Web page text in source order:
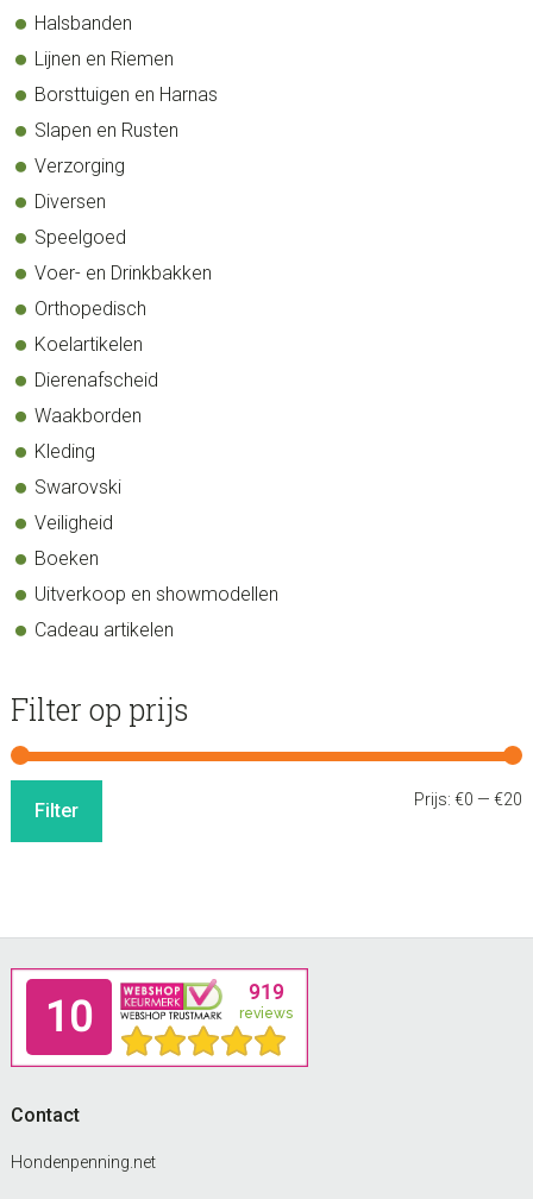
Halsbanden
Lijnen en Riemen
Borsttuigen en Harnas
Slapen en Rusten
Verzorging
Diversen
Speelgoed
Voer- en Drinkbakken
Orthopedisch
Koelartikelen
Dierenafscheid
Waakborden
Kleding
Swarovski
Veiligheid
Boeken
Uitverkoop en showmodellen
Cadeau artikelen
Filter op prijs
Filter Prijs:€0 —€20
Footer
Contact
Hondenpenning.net